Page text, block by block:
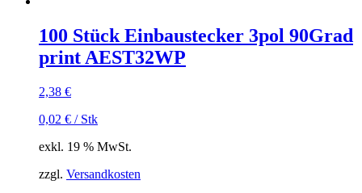
100 Stück Einbaustecker 3pol 90Grad
print AEST32WP
2,38 €
0,02 € / Stk
exkl. 19 % MwSt.
zzgl. Versandkosten